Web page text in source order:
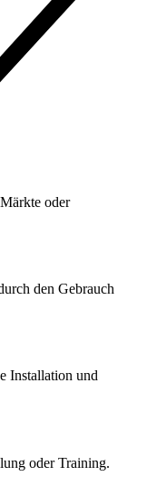
oder
den Gebrauch
Installation und
oder Training.